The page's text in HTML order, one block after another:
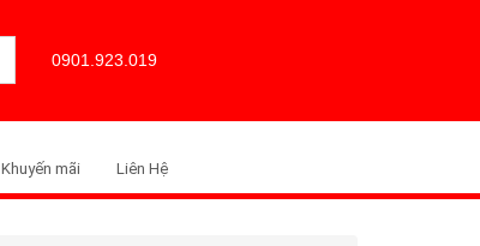
0901.923.019
Khuyến mãi Liên Hệ